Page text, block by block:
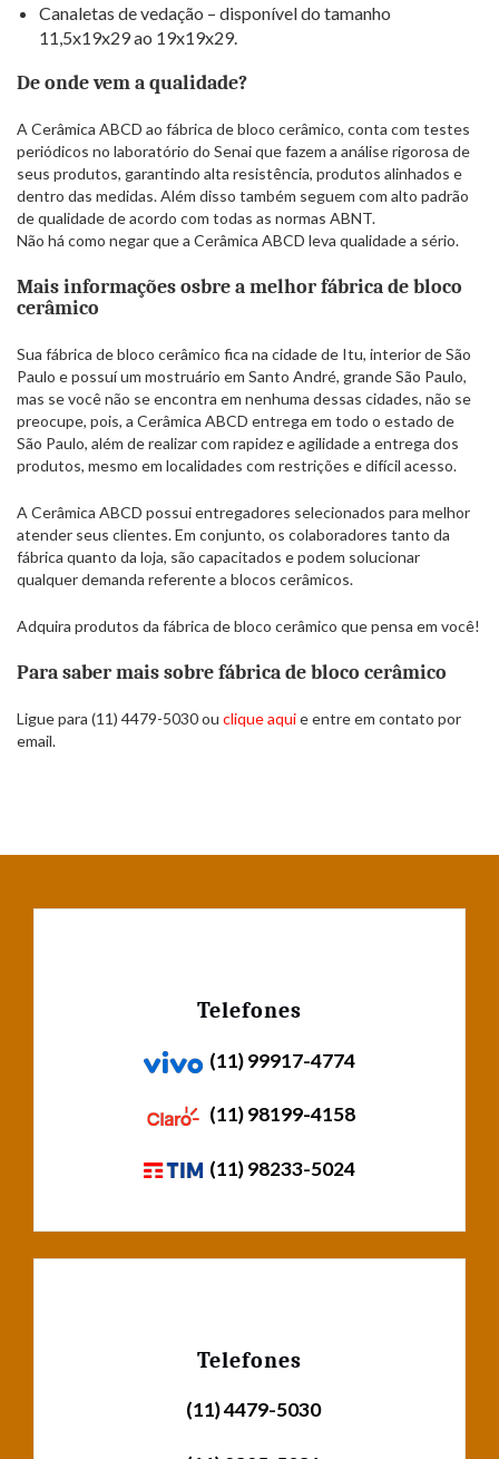
Canaletas de vedação – disponível do tamanho
11,5x19x29 ao 19x19x29.
De onde vem a qualidade?
A Cerâmica ABCD ao fábrica de bloco cerâmico, conta com testes
periódicos no laboratório do Senai que fazem a análise rigorosa de
seus produtos, garantindo alta resistência, produtos alinhados e
dentro das medidas. Além disso também seguem com alto padrão
de qualidade de acordo com todas as normas ABNT.
Não há como negar que a Cerâmica ABCD leva qualidade a sério.
Mais informações osbre a melhor fábrica de bloco
cerâmico
Sua fábrica de bloco cerâmico fica na cidade de Itu, interior de São
Paulo e possuí um mostruário em Santo André, grande São Paulo,
mas se você não se encontra em nenhuma dessas cidades, não se
preocupe, pois, a Cerâmica ABCD entrega em todo o estado de
São Paulo, além de realizar com rapidez e agilidade a entrega dos
produtos, mesmo em localidades com restrições e difícil acesso.
A Cerâmica ABCD possui entregadores selecionados para melhor
atender seus clientes. Em conjunto, os colaboradores tanto da
fábrica quanto da loja, são capacitados e podem solucionar
qualquer demanda referente a blocos cerâmicos.
Adquira produtos da fábrica de bloco cerâmico que pensa em você!
Para saber mais sobre fábrica de bloco cerâmico
Ligue para (11) 4479-5030 ou clique aquie entre em contato por
email.
Telefones
(11) 99917-4774
(11) 98199-4158
(11) 98233-5024
Telefones
(11) 4479-5030